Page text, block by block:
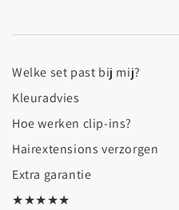
Welke set past bij mij?
Kleuradvies
Hoe werken clip-ins?
Hairextensions verzorgen
Extra garantie
★★★★★